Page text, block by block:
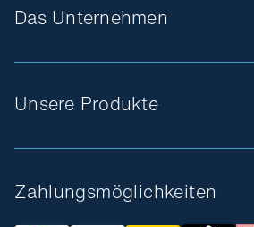
Das Unternehmen
Unsere Produkte
Zahlungsmöglichkeiten